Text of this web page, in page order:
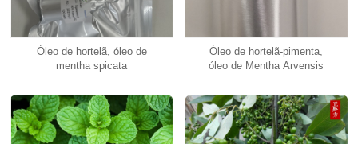
Óleo de hortelã, óleo de
mentha spicata
Óleo de hortelã-pimenta,
óleo de Mentha Arvensis